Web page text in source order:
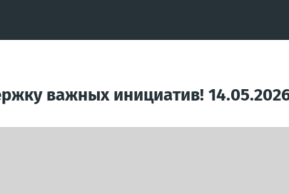
важных инициатив!